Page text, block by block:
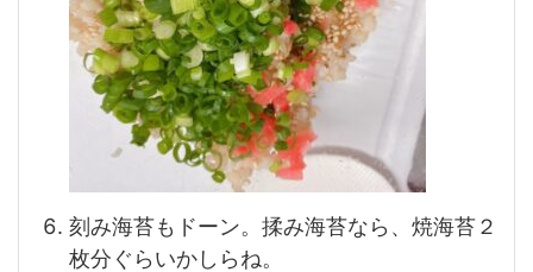
刻み海苔もドーン。揉み海苔なら、焼海苔２
枚分ぐらいかしらね。